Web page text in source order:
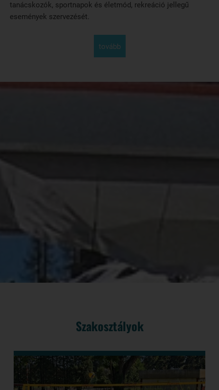
tanácskozók, sportnapok és életmód, rekreáció jellegű
események szervezését.
tovább
Szakosztályok